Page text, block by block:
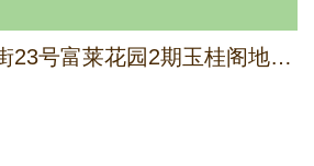
新界大埔旧墟直街23号富莱花园2期玉桂阁地下A及B铺及1字楼